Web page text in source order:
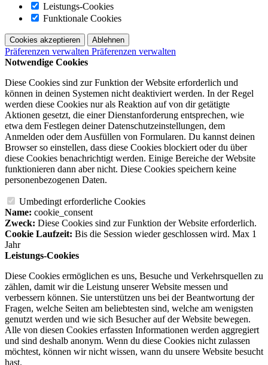
Leistungs-Cookies
Funktionale Cookies
Cookies akzeptieren Ablehnen
Präferenzen verwalten Präferenzen verwalten
Notwendige Cookies
Diese Cookies sind zur Funktion der Website erforderlich und
können in deinen Systemen nicht deaktiviert werden. In der Regel
werden diese Cookies nur als Reaktion auf von dir getätigte
Aktionen gesetzt, die einer Dienstanforderung entsprechen, wie
etwa dem Festlegen deiner Datenschutzeinstellungen, dem
Anmelden oder dem Ausfüllen von Formularen. Du kannst deinen
Browser so einstellen, dass diese Cookies blockiert oder du über
diese Cookies benachrichtigt werden. Einige Bereiche der Website
funktionieren dann aber nicht. Diese Cookies speichern keine
personenbezogenen Daten.
Umbedingt erforderliche Cookies
Name: cookie_consent
Zweck: Diese Cookies sind zur Funktion der Website erforderlich.
Cookie Laufzeit: Bis die Session wieder geschlossen wird. Max 1
Jahr
Leistungs-Cookies
Diese Cookies ermöglichen es uns, Besuche und Verkehrsquellen zu
zählen, damit wir die Leistung unserer Website messen und
verbessern können. Sie unterstützen uns bei der Beantwortung der
Fragen, welche Seiten am beliebtesten sind, welche am wenigsten
genutzt werden und wie sich Besucher auf der Website bewegen.
Alle von diesen Cookies erfassten Informationen werden aggregiert
und sind deshalb anonym. Wenn du diese Cookies nicht zulassen
möchtest, können wir nicht wissen, wann du unsere Website besucht
hast.